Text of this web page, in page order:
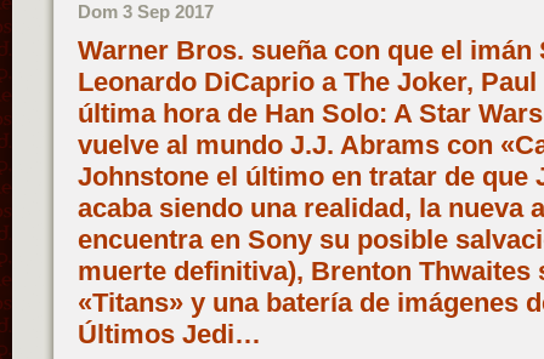
Dom 3 Sep 2017
Warner Bros. sueña con que el imán
Leonardo DiCaprio a The Joker,
última hora de Han Solo: A Star
vuelve al mundo J.J. Abrams con
Johnstone el último en tratar de que
acaba siendo una realidad, la nueva
encuentra en Sony su posible
muerte definitiva), Brenton Thwaites
«Titans» y una batería de imágenes
Últimos Jedi…